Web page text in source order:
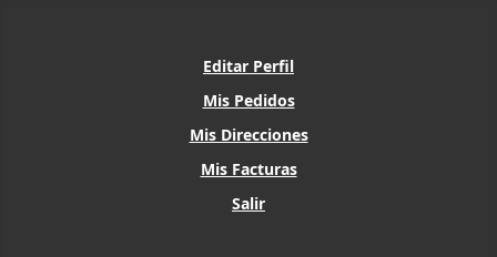
Editar Perfil
Mis Pedidos
Mis Direcciones
Mis Facturas
Salir